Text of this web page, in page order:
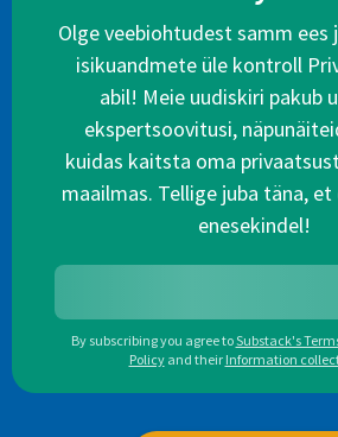
Olge veebiohtudest samm ees
isikuandmete üle kontroll
abil! Meie uudiskiri pakub
ekspertsoovitusi,
kuidas kaitsta oma
maailmas. Tellige juba täna, et
enesekindel!
By subscribing you agree toSubstack's
Policy and their Information